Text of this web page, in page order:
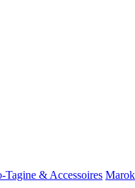
Tagine & Accessoires